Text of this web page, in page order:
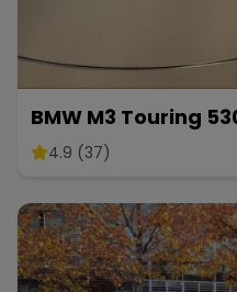
BMW M3 Touring
Individuell Purple
4.9 (37)